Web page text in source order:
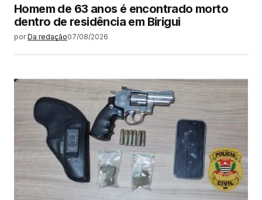
Homem de 63 anos é encontrado morto
dentro de residência em Birigui
por Da redação07/08/2026